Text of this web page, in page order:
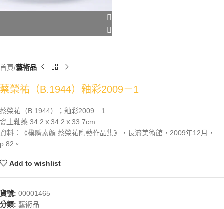
首頁 藝術品
蔡榮祐（B.1944）釉彩2009－1
蔡榮祐（B.1944）；釉彩2009－1
瓷土釉藥 34.2ｘ34.2ｘ33.7cm
資料：《樸體素顏 蔡榮祐陶藝作品集》，長流美術館，2009年12月，
p.82。
Add to wishlist
貨號: 00001465
分類: 藝術品